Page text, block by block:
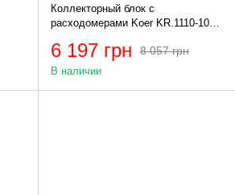
Коллекторный блок с
расходомерами Koer KR.1110-10
8 057 грн
6 197 грн
В наличии